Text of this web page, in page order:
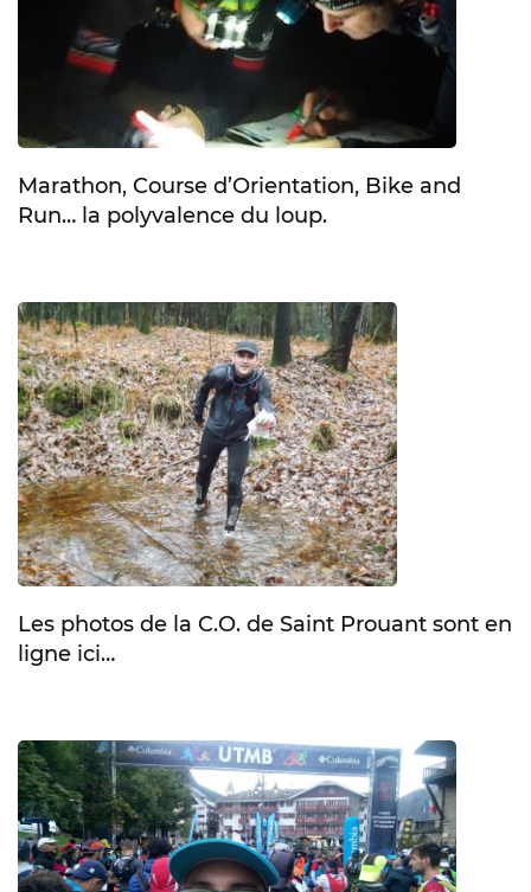
Marathon, Course d’Orientation, Bike and
Run… la polyvalence du loup.
Les photos de la C.O. de Saint Prouant sont en
ligne ici…